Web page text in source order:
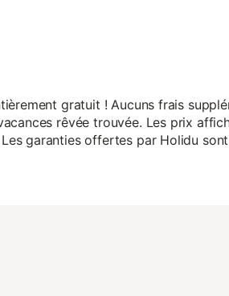
gratuit ! Aucuns frais
rêvée trouvée. Les prix
garanties offertes par Holidu